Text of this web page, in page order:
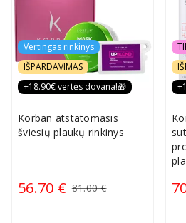
Vertingas rinkinys
IŠPARDAVIMAS
+18.90€ vertės dovana!🎁
Korban atstatomasis
šviesių plaukų rinkinys
56.70 € 81.00 €